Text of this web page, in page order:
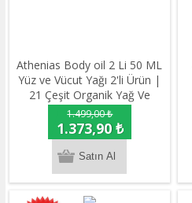
Athenias Body oil 2 Li 50 ML
Yüz ve Vücut Yağı 2'li Ürün |
21 Çeşit Organik Yağ Ve
Ekstrakt + Nemlendirici +
Doğal Parlaklık
1.499,00 ₺
1.373,90 ₺